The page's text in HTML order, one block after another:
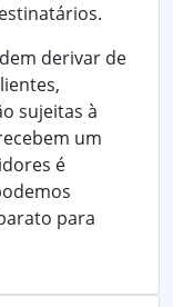
derivar de
sujeitas à
um
é
para